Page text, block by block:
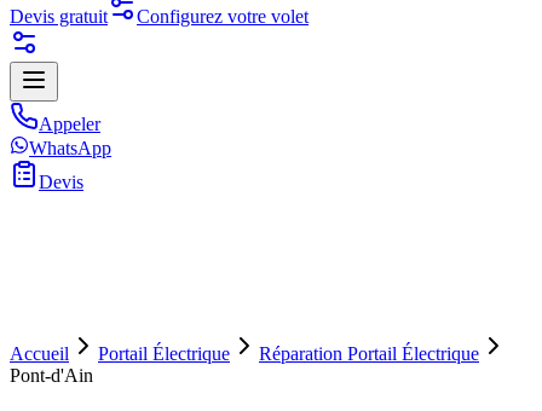
Devis gratuit
Configurez votre volet
Appeler
WhatsApp
Devis
Accueil Portail Électrique
Réparation Portail Électrique
Pont-d'Ain